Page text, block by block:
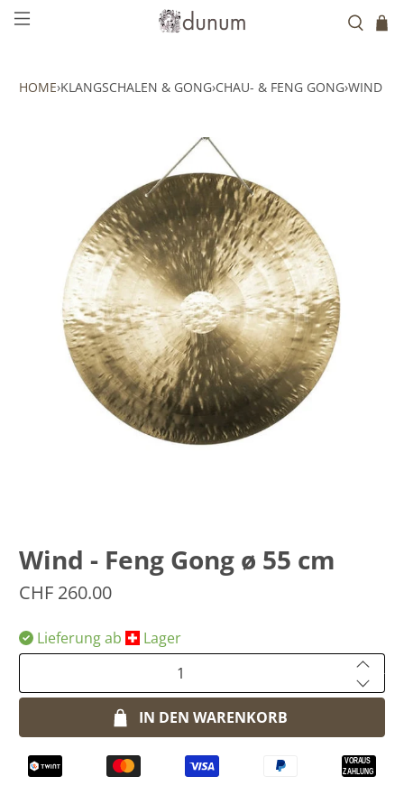
HOME›KLANGSCHALEN & GONG›CHAU- & FENG GONG›WIND -
Wind - Feng Gong ø 55 cm
CHF 260.00
Lieferung ab
​Lager
IN DEN WARENKORB